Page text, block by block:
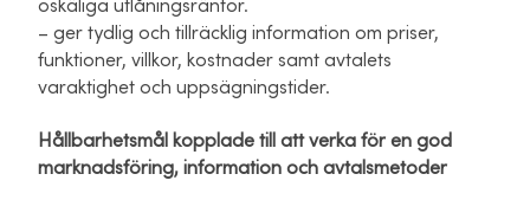
oskäliga utlåningsräntor.
– ger tydlig och tillräcklig information om priser,
funktioner, villkor, kostnader samt avtalets
varaktighet och uppsägningstider.
Hållbarhetsmål kopplade till att verka för en god
marknadsföring, information och avtalsmetoder